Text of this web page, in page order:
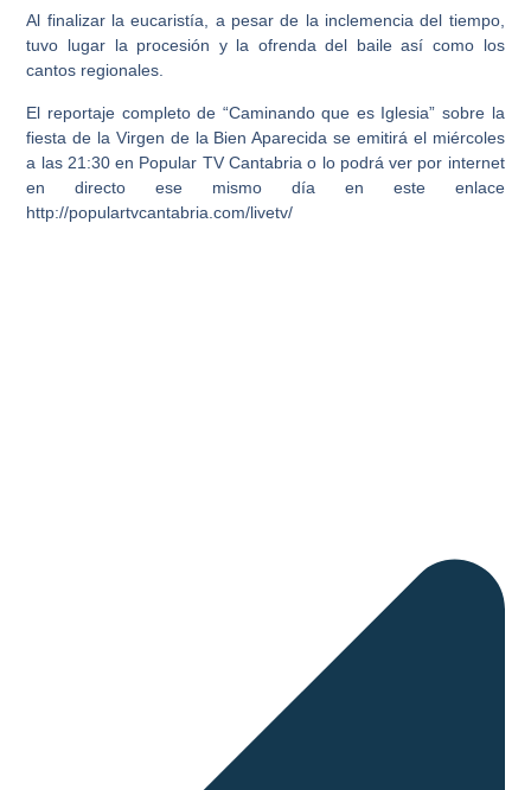
Al finalizar la eucaristía, a pesar de la inclemencia del tiempo,
tuvo lugar la procesión y la ofrenda del baile así como los
cantos regionales.
El reportaje completo de “Caminando que es Iglesia” sobre la
fiesta de la Virgen de la Bien Aparecida se emitirá el miércoles
a las 21:30 en Popular TV Cantabria o lo podrá ver por internet
en directo ese mismo día en este enlace
http://populartvcantabria.com/livetv/